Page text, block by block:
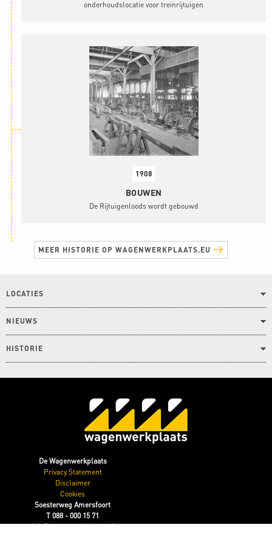
onderhoudslocatie voor treinrijtuigen
1908
BOUWEN
De Rijtuigenloods wordt gebouwd
MEER HISTORIE OP WAGENWERKPLAATS.EU
LOCATIES
NIEUWS
HISTORIE
De Wagenwerkplaats
Privacy Statement
Disclaimer
Cookies
Soesterweg Amersfoort
T 088 - 000 15 71
info@wagenwerkplaats.nl